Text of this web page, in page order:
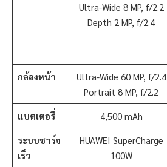
Ultra-Wide 8 MP, f/2.2
Depth 2 MP, f/2.4
กล้องหน้า
Ultra-Wide 60 MP, f/2.4
Portrait 8 MP, f/2.2
แบตเตอรี่ 4,500 mAh
ระบบชาร์จ
เร็ว
HUAWEI SuperCharge
100W